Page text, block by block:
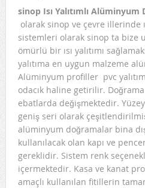
sinop Isı Yalıtımlı
olarak sinop ve çevre illerinde
sistemleri olarak sinop ta bize
ömürlü bir ısı yalıtımı
yalıtıma en uygun malzeme
Alüminyum profiller pvc
odacık haline getirilir.
ebatlarda değişmektedir.
geniş seri olarak
alüminyum doğramalar bina
kullanılacak olan kapı ve
gereklidir. Sistem renk
içermektedir. Kasa ve kanat
amaçlı kullanılan fitillerin